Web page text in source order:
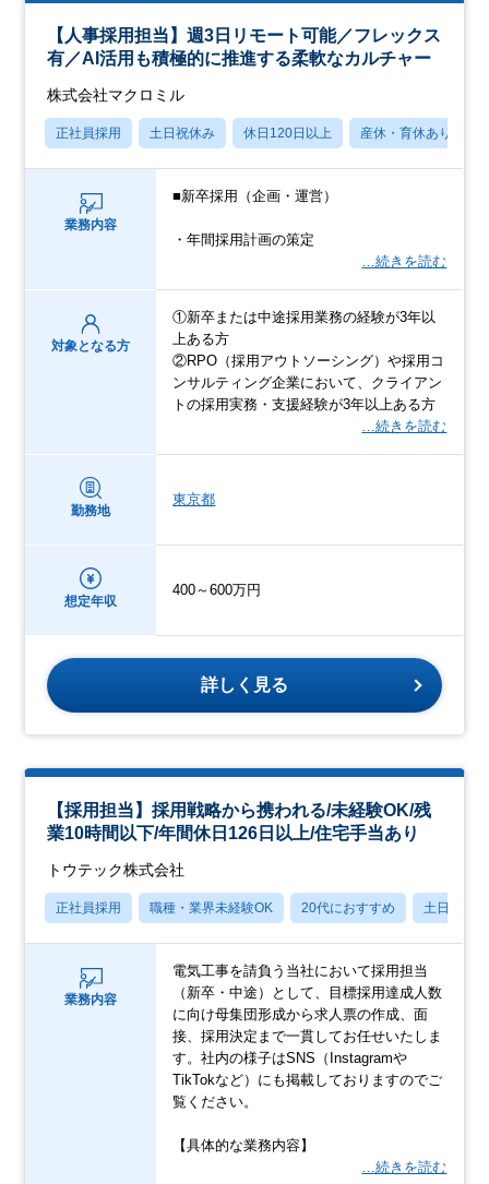
【人事採用担当】週3日リモート可能／フレックス
有／AI活用も積極的に推進する柔軟なカルチャー
株式会社マクロミル
正社員採用 土日祝休み 休日120日以上 産休・育休あり
業務内容
■新卒採用（企画・運営）
・年間採用計画の策定
…続きを読む
対象となる方
①新卒または中途採用業務の経験が3年以
上ある方
②RPO（採用アウトソーシング）や採用コ
ンサルティング企業において、クライアン
トの採用実務・支援経験が3年以上ある方
…続きを読む
勤務地
東京都
想定年収
400～600万円
詳しく見る
【採用担当】採用戦略から携われる/未経験OK/残
業10時間以下/年間休日126日以上/住宅手当あり
トウテック株式会社
正社員採用 職種・業界未経験OK 20代におすすめ 土日祝休み
業務内容
電気工事を請負う当社において採用担当
（新卒・中途）として、目標採用達成人数
に向け母集団形成から求人票の作成、面
接、採用決定まで一貫してお任せいたしま
す。社内の様子はSNS（Instagramや
TikTokなど）にも掲載しておりますのでご
覧ください。
【具体的な業務内容】
…続きを読む